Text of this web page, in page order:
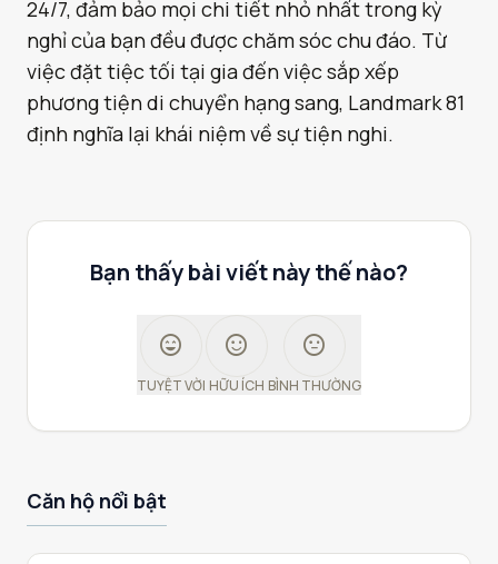
24/7, đảm bảo mọi chi tiết nhỏ nhất trong kỳ
nghỉ của bạn đều được chăm sóc chu đáo. Từ
việc đặt tiệc tối tại gia đến việc sắp xếp
phương tiện di chuyển hạng sang, Landmark 81
định nghĩa lại khái niệm về sự tiện nghi.
Bạn thấy bài viết này thế nào?
sentiment_very_satisfied
TUYỆT VỜI
sentiment_satisfied
HỮU ÍCH
sentiment_neutral
BÌNH THƯỜNG
Căn hộ nổi bật